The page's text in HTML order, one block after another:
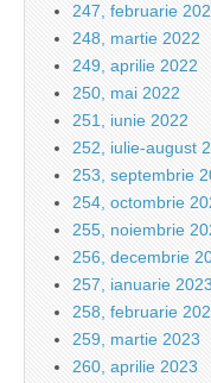
247, februarie
248, martie 2022
249, aprilie 2022
250, mai 2022
251, iunie 2022
252, iulie-august
253, septembrie
254, octombrie
255, noiembrie
256, decembrie
257, ianuarie 2023
258, februarie
259, martie 2023
260, aprilie 2023